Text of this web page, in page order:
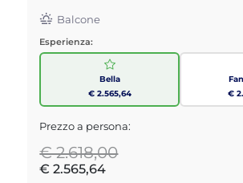
Balcone
Esperienza:
Bella
€ 2.565,64
€
Prezzo a persona:
€ 2.618,00
€ 2.565,64